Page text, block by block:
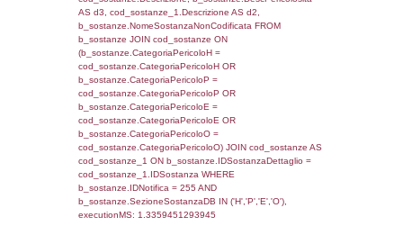
_limitrofi.DescAltro FROM
JOIN cod_territori_tipologia ON
(reg_f_territori_limitrofi.IDTipologiaTerritorio =
cod_territori_tipologia.IDTipologiaTerritorio)
(reg_f_territori_limitrofi.IDTipoTerritorio =
cod_territori_tipologia.IDTerritorioTP)
0.020339012145996